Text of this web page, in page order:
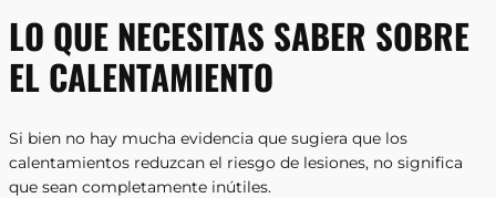
LO QUE NECESITAS SABER SOBRE
EL CALENTAMIENTO
Si bien no hay mucha evidencia que sugiera que los
calentamientos reduzcan el riesgo de lesiones, no significa
que sean completamente inútiles.